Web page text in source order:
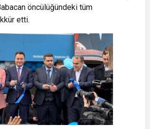
öncülüğündeki tüm
etti.